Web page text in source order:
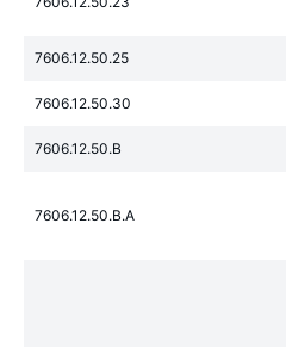
7606.12.50.25
7606.12.50.30
7606.12.50.B
7606.12.50.B.A